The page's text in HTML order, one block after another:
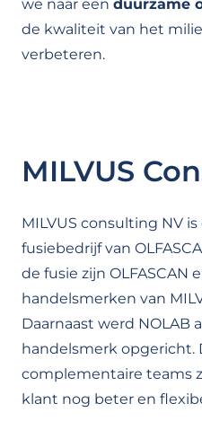
we naar een duurzame
de kwaliteit van het
verbeteren.
MILVUS
MILVUS consulting NV
fusiebedrijf van
de fusie zijn OLFASCAN
handelsmerken van
Daarnaast werd NOLAB
handelsmerk opgericht.
complementaire teams
klant nog beter en